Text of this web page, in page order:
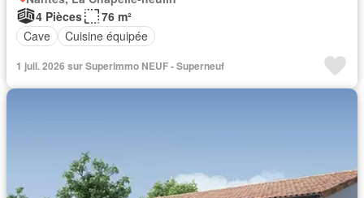
4 Pièces
76 m²
Cave
Cuisine équipée
1 juil. 2026 sur Superimmo NEUF - Superneuf